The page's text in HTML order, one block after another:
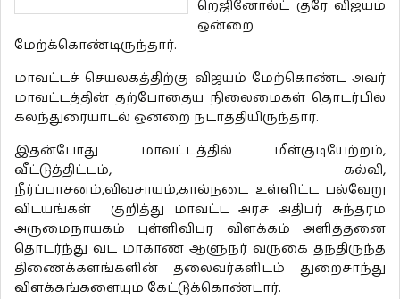
றெஜினோல்ட் குரே விஜயம்
ஒன்றை
மேற்க்கொண்டிருந்தார்.
மாவட்டச் செயலகத்திற்கு விஜயம் மேற்கொண்ட அவர்
மாவட்டத்தின் தற்போதைய நிலைமைகள் தொடர்பில்
கலந்துரையாடல் ஒன்றை நடாத்தியிருந்தார்.
இதன்போது மாவட்டத்தில் மீள்குடியேற்றம்,
வீட்டுத்திட்டம், கல்வி,
நீர்ப்பாசனம்,விவசாயம்,கால்நடை உள்ளிட்ட பல்வேறு
விடயங்கள் குறித்து மாவட்ட அரச அதிபர் சுந்தரம்
அருமைநாயகம் புள்ளிவிபர விளக்கம் அளித்தனை
தொடர்ந்து வட மாகாண ஆளுநர் வருகை தந்திருந்த
திணைக்களங்களின் தலைவர்களிடம் துறைசாந்து
விளக்கங்களையும் கேட்டுக்கொண்டார்.